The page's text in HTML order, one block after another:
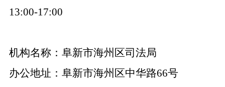
13:00-17:00
机构名称：阜新市海州区司法局
办公地址：阜新市海州区中华路66号